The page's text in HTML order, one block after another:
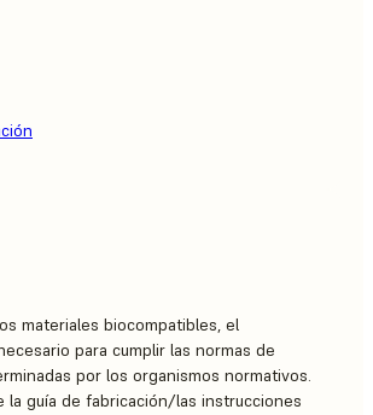
materiales biocompatibles, el
para cumplir las normas de
por los organismos normativos.
la guía de fabricación/las instrucciones